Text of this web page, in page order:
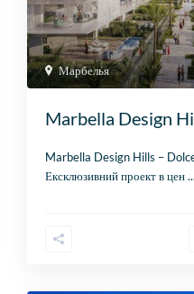
Марбелья
Marbella Design
Marbella Design Hills –
Ексклюзивний проект в цен...